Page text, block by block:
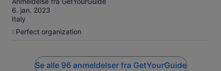
af
10
6. jan. 2023
Italy
: Perfect organization
Se alle 96 anmeldelser fra GetYourGuide